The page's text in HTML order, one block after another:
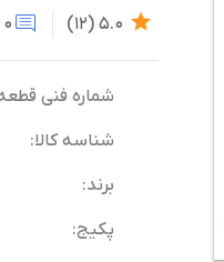
5.0
(12)
0
شماره فنی
شناسه کالا:
برند:
پکیج: